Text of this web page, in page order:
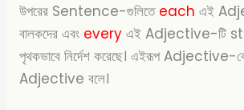
উপরের Sentence-গুলিতে each এই
বালকদের এবং everyএই Adjective-টি
পৃথকভাবে নির্দেশ করেছে। এইরূপ
Adjective বলে।